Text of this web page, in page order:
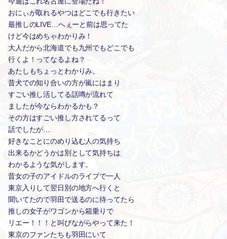
おにぃが取れるやつはどこでも行きたい
最推しのLIVE…へぇーと前は思ってた
けど今はめちゃわかりみ！
大人だから北海道でも九州でもどこでも
行くよ！ってなるよね？
あたしもちょっとわかりみ。
昔犬での知り合いの方が嵐にはまり
すごい推し活してる話噂が流れて
ましたが今ならわかるかも？
その方はすごい推し方されてるって
話でしたが…
好きなことにのめり込む人の気持ち
出来るかどうかは別として気持ちは
わかるような気がします。
昔女の子のアイドルのライブで一人
東京入りして翌日別の地方へ行くと
聞いてたので羽田で送るのに待ってたら
推しの女子がワゴンから箱乗りで
リエー！！！と叫びながらやって来た！
東京のファンたちも羽田にいて